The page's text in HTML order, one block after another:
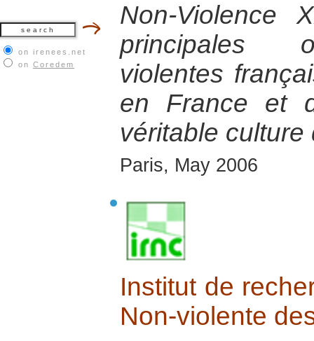
on irenees.net
on Coredem
Non-Violence
principales
violentes
en France et
véritable
Paris, May 2006
Institut de
Non-violente